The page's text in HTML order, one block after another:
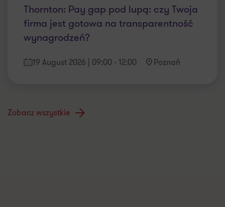
Thornton: Pay gap pod lupą: czy Twoja
firma jest gotowa na transparentność
wynagrodzeń?
19 August 2026 | 09:00 - 12:00 Poznań
Zobacz wszystkie